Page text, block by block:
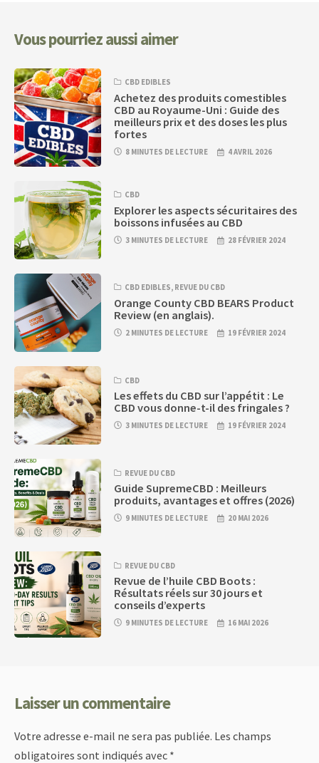
Vous pourriez aussi aimer
CBD EDIBLES
Achetez des produits comestibles
CBD au Royaume-Uni : Guide des
meilleurs prix et des doses les plus
fortes
8 MINUTES DE LECTURE 4 AVRIL 2026
CBD
Explorer les aspects sécuritaires des
boissons infusées au CBD
3 MINUTES DE LECTURE 28 FÉVRIER 2024
CBD EDIBLES, REVUE DU CBD
Orange County CBD BEARS Product
Review (en anglais).
2 MINUTES DE LECTURE 19 FÉVRIER 2024
CBD
Les effets du CBD sur l’appétit : Le
CBD vous donne-t-il des fringales ?
3 MINUTES DE LECTURE 19 FÉVRIER 2024
REVUE DU CBD
Guide SupremeCBD : Meilleurs
produits, avantages et offres (2026)
9 MINUTES DE LECTURE 20 MAI 2026
REVUE DU CBD
Revue de l’huile CBD Boots :
Résultats réels sur 30 jours et
conseils d’experts
9 MINUTES DE LECTURE 16 MAI 2026
Laisser un commentaire
Votre adresse e-mail ne sera pas publiée. Les champs
obligatoires sont indiqués avec *